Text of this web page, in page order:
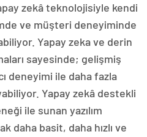
zekâ teknolojisiyle kendi
ve müşteri deneyiminde
Yapay zeka ve derin
sayesinde; gelişmiş
deneyimi ile daha fazla
Yapay zekâ destekli
ile sunan yazılım
daha basit, daha hızlı ve